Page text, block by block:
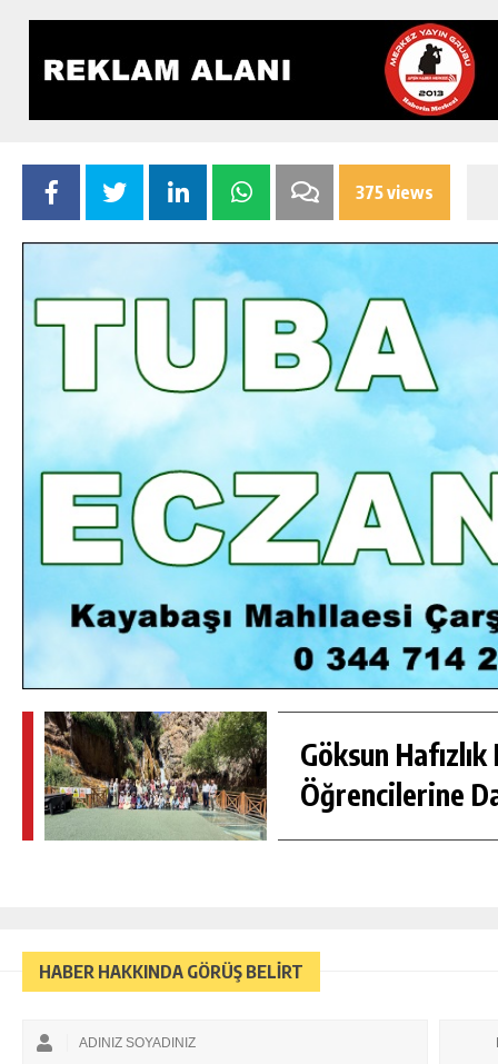
375 views
Göksun Hafızlık
Öğrencilerine
HABER HAKKINDA GÖRÜŞ BELİRT
GÜNLÜK HABER AKIŞI
GÖKSUN HAFIZLIK KIZ KUR’AN KURSU
ÖĞRENCILERINE DARENDE GEZISI.